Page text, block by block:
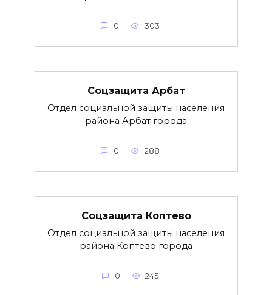
0 303
Соцзащита Арбат
Отдел социальной защиты населения
района Арбат города
0 288
Соцзащита Коптево
Отдел социальной защиты населения
района Коптево города
0 245